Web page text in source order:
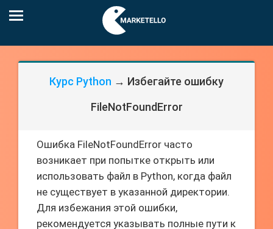
Курс Python → Избегайте ошибку
FileNotFoundError
Ошибка FileNotFoundError часто
возникает при попытке открыть или
использовать файл в Python, когда файл
не существует в указанной директории.
Для избежания этой ошибки,
рекомендуется указывать полные пути к